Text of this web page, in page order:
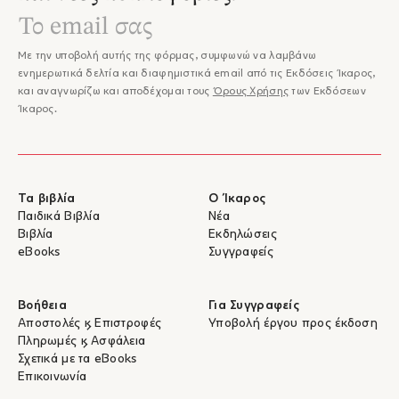
Με την υποβολή αυτής της φόρμας, συμφωνώ να λαμβάνω
ενημερωτικά δελτία και διαφημιστικά email από τις Εκδόσεις Ίκαρος,
και αναγνωρίζω και αποδέχομαι τους Όρους Χρήσης των Εκδόσεων
Ίκαρος.
Τα βιβλία
Παιδικά Βιβλία
Βιβλία
eBooks
Ο Ίκαρος
Νέα
Εκδηλώσεις
Συγγραφείς
Βοήθεια
Αποστολές & Επιστροφές
Πληρωμές & Ασφάλεια
Σχετικά με τα eBooks
Επικοινωνία
Για Συγγραφείς
Υποβολή έργου προς έκδοση